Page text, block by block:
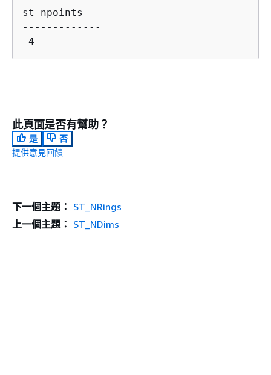
st_npoints
-------------
此頁面是否有幫助？
是
否
提供意見回饋
下一個主題： ST_NRings
上一個主題： ST_NDims